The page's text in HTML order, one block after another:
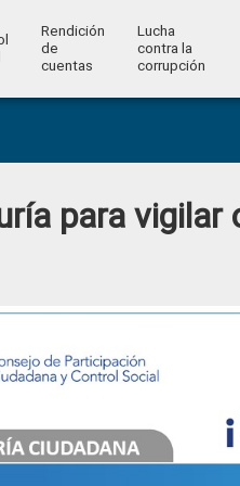
Rendición
de
cuentas
Lucha
contra la
corrupción
para vigilar